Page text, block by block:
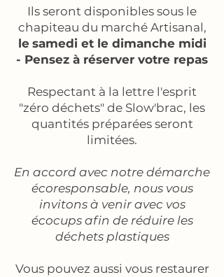
Ils seront disponibles sous le
chapiteau du marché Artisanal,
le samedi et le dimanche midi
- Pensez à réserver votre repas
Respectant à la lettre l'esprit
"zéro déchets" de Slow'brac, les
quantités préparées seront
limitées.
En accord avec notre démarche
écoresponsable, nous vous
invitons à venir avec vos
écocups afin de réduire les
déchets plastiques
​Vous pouvez aussi vous restaurer